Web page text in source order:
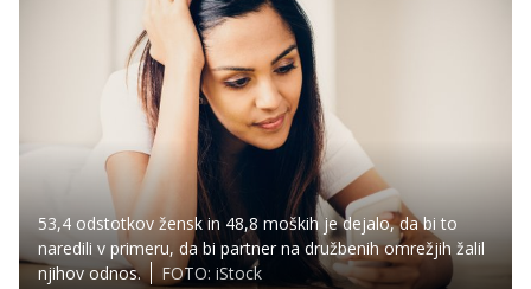
53,4 odstotkov žensk in 48,8 moških je dejalo, da bi to
naredili v primeru, da bi partner na družbenih omrežjih žalil
njihov odnos.
FOTO: iStock